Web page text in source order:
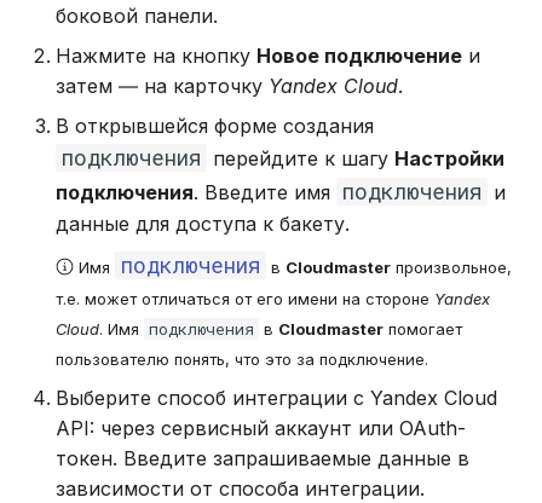
боковой панели.
Нажмите на кнопку Новое подключение и
затем ― на карточку Yandex Cloud.
В открывшейся форме создания
подключения перейдите к шагу Настройки
подключения. Введите имя подключения и
данные для доступа к бакету.
Имя подключения в Cloudmasterпроизвольное,
т.е. может отличаться от его имени на стороне Yandex
Cloud. Имя подключения в Cloudmasterпомогает
пользователю понять, что это за подключение.
Выберите способ интеграции с Yandex Cloud
API: через сервисный аккаунт или OAuth-
токен. Введите запрашиваемые данные в
зависимости от способа интеграции.